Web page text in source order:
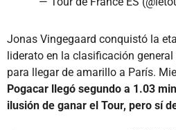
Jonas Vingegaard conquistó la
liderato en la clasificación
para llegar de amarillo a París.
Pogacar llegó segundo a 1.03
ilusión de ganar el Tour, pero sí